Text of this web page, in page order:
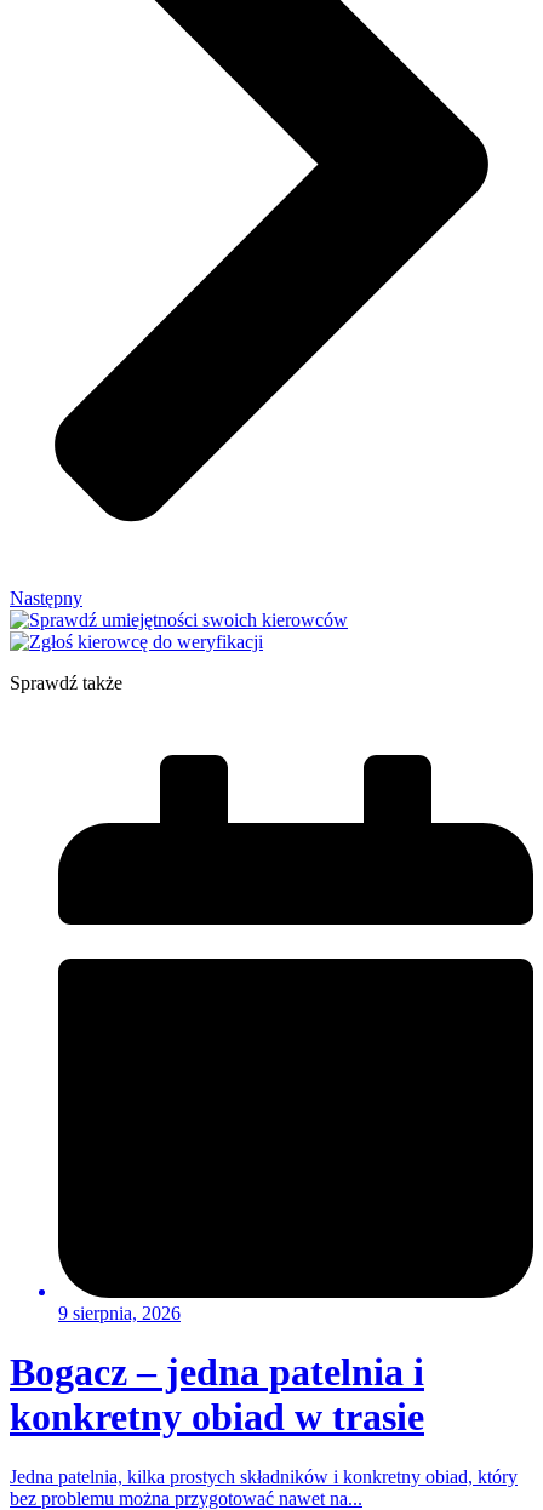
Następny
Sprawdź także
9 sierpnia, 2026
Bogacz – jedna patelnia i
konkretny obiad w trasie
Jedna patelnia, kilka prostych składników i konkretny obiad, który
bez problemu można przygotować nawet na...